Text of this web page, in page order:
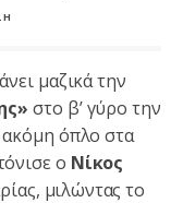
μαζικά την
στο β’ γύρο την
ακόμη όπλο στα
ο Νίκος
μιλώντας το